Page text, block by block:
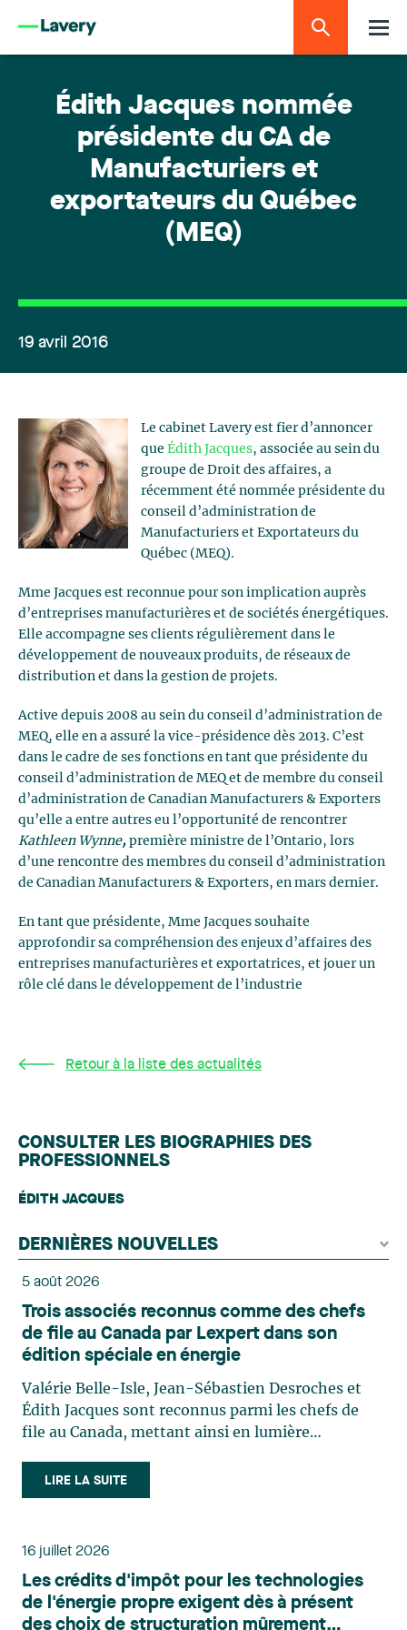
Édith Jacques nommée
présidente du CA de
Manufacturiers et
exportateurs du Québec
(MEQ)
19 avril 2016
Le cabinet Lavery est fier d’annoncer
que Édith Jacques, associée au sein du
groupe de Droit des affaires, a
récemment été nommée présidente du
conseil d’administration de
Manufacturiers et Exportateurs du
Québec (MEQ).
Mme Jacques est reconnue pour son implication auprès
d’entreprises manufacturières et de sociétés énergétiques.
Elle accompagne ses clients régulièrement dans le
développement de nouveaux produits, de réseaux de
distribution et dans la gestion de projets.
Active depuis 2008 au sein du conseil d’administration de
MEQ, elle en a assuré la vice-présidence dès 2013. C’est
dans le cadre de ses fonctions en tant que présidente du
conseil d’administration de MEQ et de membre du conseil
d’administration de Canadian Manufacturers & Exporters
qu’elle a entre autres eu l’opportunité de rencontrer
Kathleen Wynne, première ministre de l’Ontario, lors
d’une rencontre des membres du conseil d’administration
de Canadian Manufacturers & Exporters, en mars dernier.
En tant que présidente, Mme Jacques souhaite
approfondir sa compréhension des enjeux d’affaires des
entreprises manufacturières et exportatrices, et jouer un
rôle clé dans le développement de l’industrie
Retour à la liste des actualités
CONSULTER LES BIOGRAPHIES DES
PROFESSIONNELS
ÉDITH JACQUES
DERNIÈRES NOUVELLES
5 août 2026
Trois associés reconnus comme des chefs
de file au Canada par Lexpert dans son
édition spéciale en énergie
Valérie Belle-Isle, Jean-Sébastien Desroches et
Édith Jacques sont reconnus parmi les chefs de
file au Canada, mettant ainsi en lumière
le domaine du droit des technologies. Valérie
Belle-Isle est associée au sein du groupe de droit
principalement sur le droit de l’environnement,
du territoire. Elle conseille et représente une
clientèle publique et privée dans le cadre d’enjeux
LIRE LA SUITE
16 juillet 2026
Les crédits d'impôt pour les technologies
de l'énergie propre exigent dès à présent
des choix de structuration mûrement